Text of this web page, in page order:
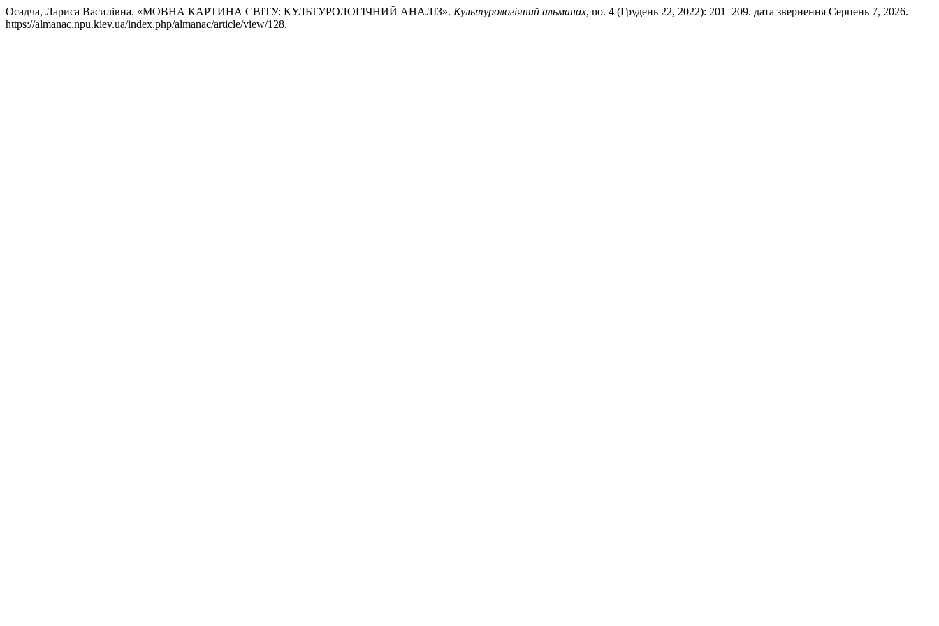
Осадча, Лариса Василівна. «МОВНА КАРТИНА СВІТУ: КУЛЬТУРОЛОГІЧНИЙ АНАЛІЗ». Культурологічний альманах, no. 4 (Грудень 22, 2022): 201–209. дата звернення Серпень 7, 2026.
https://almanac.npu.kiev.ua/index.php/almanac/article/view/128.